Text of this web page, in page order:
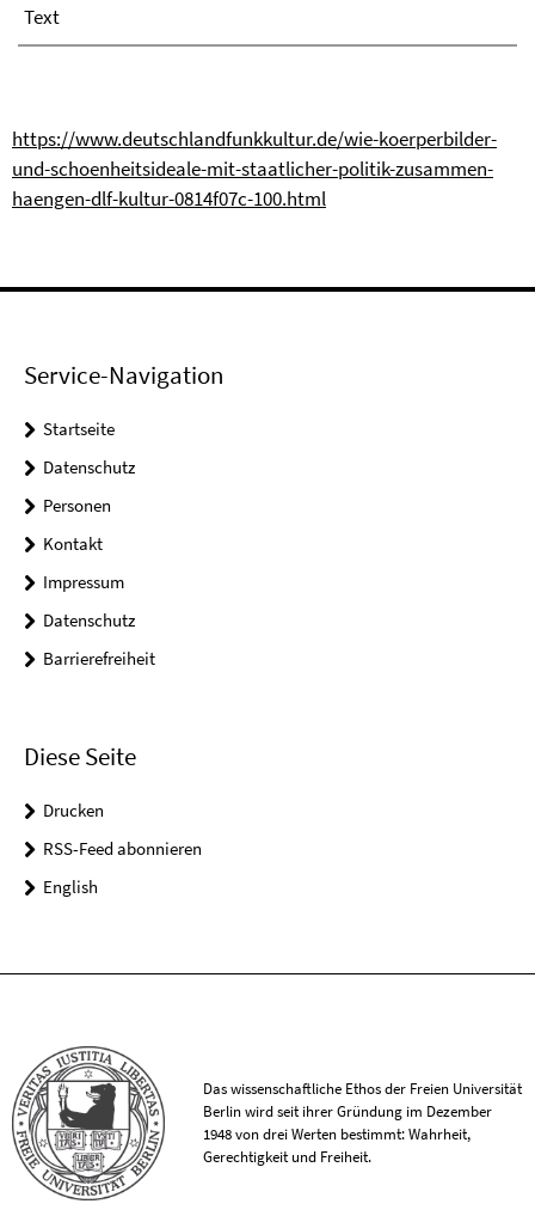
Text
https://www.deutschlandfunkkultur.de/wie-koerperbilder-
und-schoenheitsideale-mit-staatlicher-politik-zusammen-
haengen-dlf-kultur-0814f07c-100.html
Service-Navigation
Startseite
Datenschutz
Personen
Kontakt
Impressum
Datenschutz
Barrierefreiheit
Diese Seite
Drucken
RSS-Feed abonnieren
English
Das wissenschaftliche Ethos der Freien Universität
Berlin wird seit ihrer Gründung im Dezember
1948 von drei Werten bestimmt: Wahrheit,
Gerechtigkeit und Freiheit.